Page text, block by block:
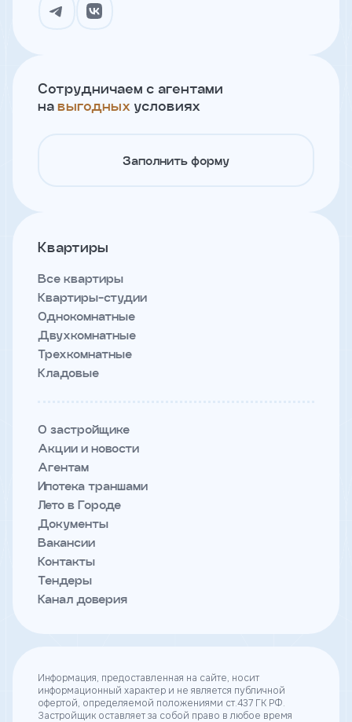
Сотрудничаем с агентами
на выгодных условиях
Заполнить форму
Квартиры
Все квартиры
Квартиры-студии
Однокомнатные
Двухкомнатные
Трехкомнатные
Кладовые
О застройщике
Акции и новости
Агентам
Ипотека траншами
Лето в Городе
Документы
Вакансии
Контакты
Тендеры
Канал доверия
Информация, предоставленная на сайте, носит
информационный характер и не является публичной
офертой, определяемой положениями ст.437 ГК РФ.
Застройщик оставляет за собой право в любое время